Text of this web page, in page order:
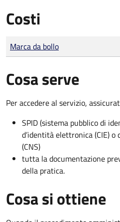
Costi
Tipo di pagamento
Importo
Marca da bollo
Cosa serve
Per accedere al servizio,
SPID (sistema pubblico di
d’identità elettronica (CIE)
(CNS)
tutta la documentazione
della pratica.
Cosa si ottiene